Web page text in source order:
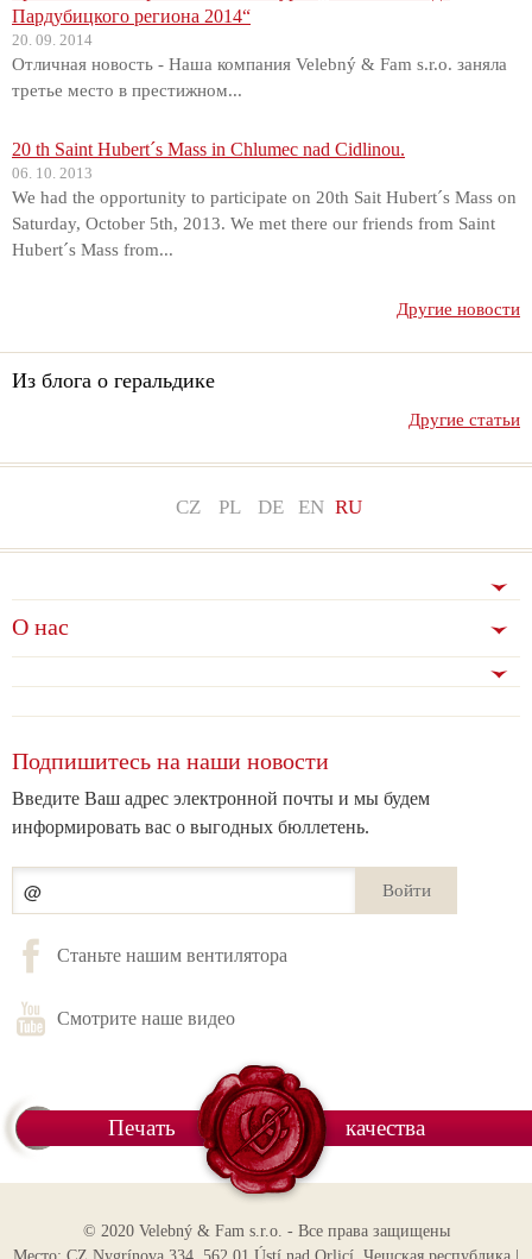
Пардубицкого региона 2014“
20. 09. 2014
Отличная новость - Наша компания Velebný & Fam s.r.o. заняла
третье место в престижном...
20 th Saint Hubert´s Mass in Chlumec nad Cidlinou.
06. 10. 2013
We had the opportunity to participate on 20th Sait Hubert´s Mass on
Saturday, October 5th, 2013. We met there our friends from Saint
Hubert´s Mass from...
Другие новости
Из блога о геральдике
Другие статьи
CZ PL DE EN RU
О нас
Подпишитесь на наши новости
Введите Ваш адрес электронной почты и мы будем
информировать вас о выгодных бюллетень.
Войти
Станьте нашим вентилятора
Смотрите наше видео
Печать качества
© 2020 Velebný & Fam s.r.o. - Все права защищены